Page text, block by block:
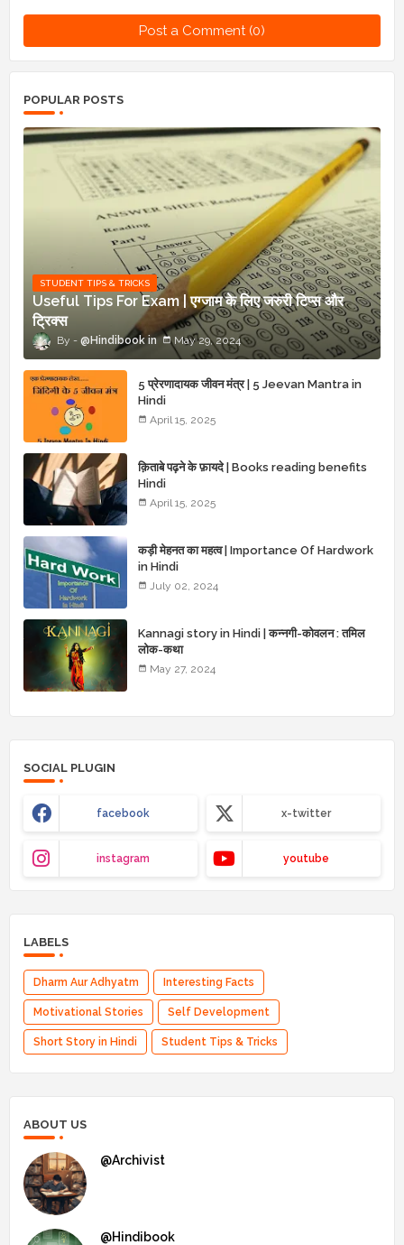
Post a Comment (0)
POPULAR POSTS
STUDENT TIPS & TRICKS
Useful Tips For Exam | एग्जाम के लिए जरुरी टिप्स और
ट्रिक्स
@Hindibook May 29, 2024
5 प्रेरणादायक जीवन मंत्र | 5 Jeevan Mantra in
Hindi
April 15, 2025
क़िताबे पढ़ने के फ़ायदे | Books reading benefits
Hindi
April 15, 2025
कड़ी मेहनत का महत्व | Importance Of Hardwork
in Hindi
July 02, 2024
Kannagi story in Hindi | कन्नगी-कोवलन : तमिल
लोक-कथा
May 27, 2024
SOCIAL PLUGIN
facebook x-twitter
instagram youtube
LABELS
Dharm Aur Adhyatm Interesting Facts
Motivational Stories Self Development
Short Story in Hindi Student Tips & Tricks
ABOUT US
@Archivist
@Hindibook